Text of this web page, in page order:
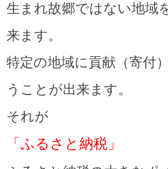
生まれ故郷ではない地域
来ます。
特定の地域に貢献（寄付
うことが出来ます。
それが
「ふるさと納税」